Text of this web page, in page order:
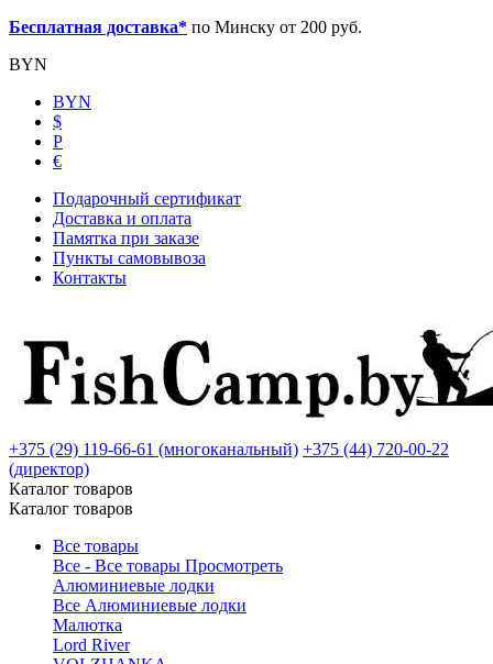
Бесплатная доставка* по Минску от 200 руб.
BYN
BYN
$
Р
€
Подарочный сертификат
Доставка и оплата
Памятка при заказе
Пункты самовывоза
Контакты
+375 (29) 119-66-61 (многоканальный) +375 (44) 720-00-22
(директор)
Каталог товаров
Каталог товаров
Все товары
Все - Все товары Просмотреть
Алюминиевые лодки
Все Алюминиевые лодки
Малютка
Lord River